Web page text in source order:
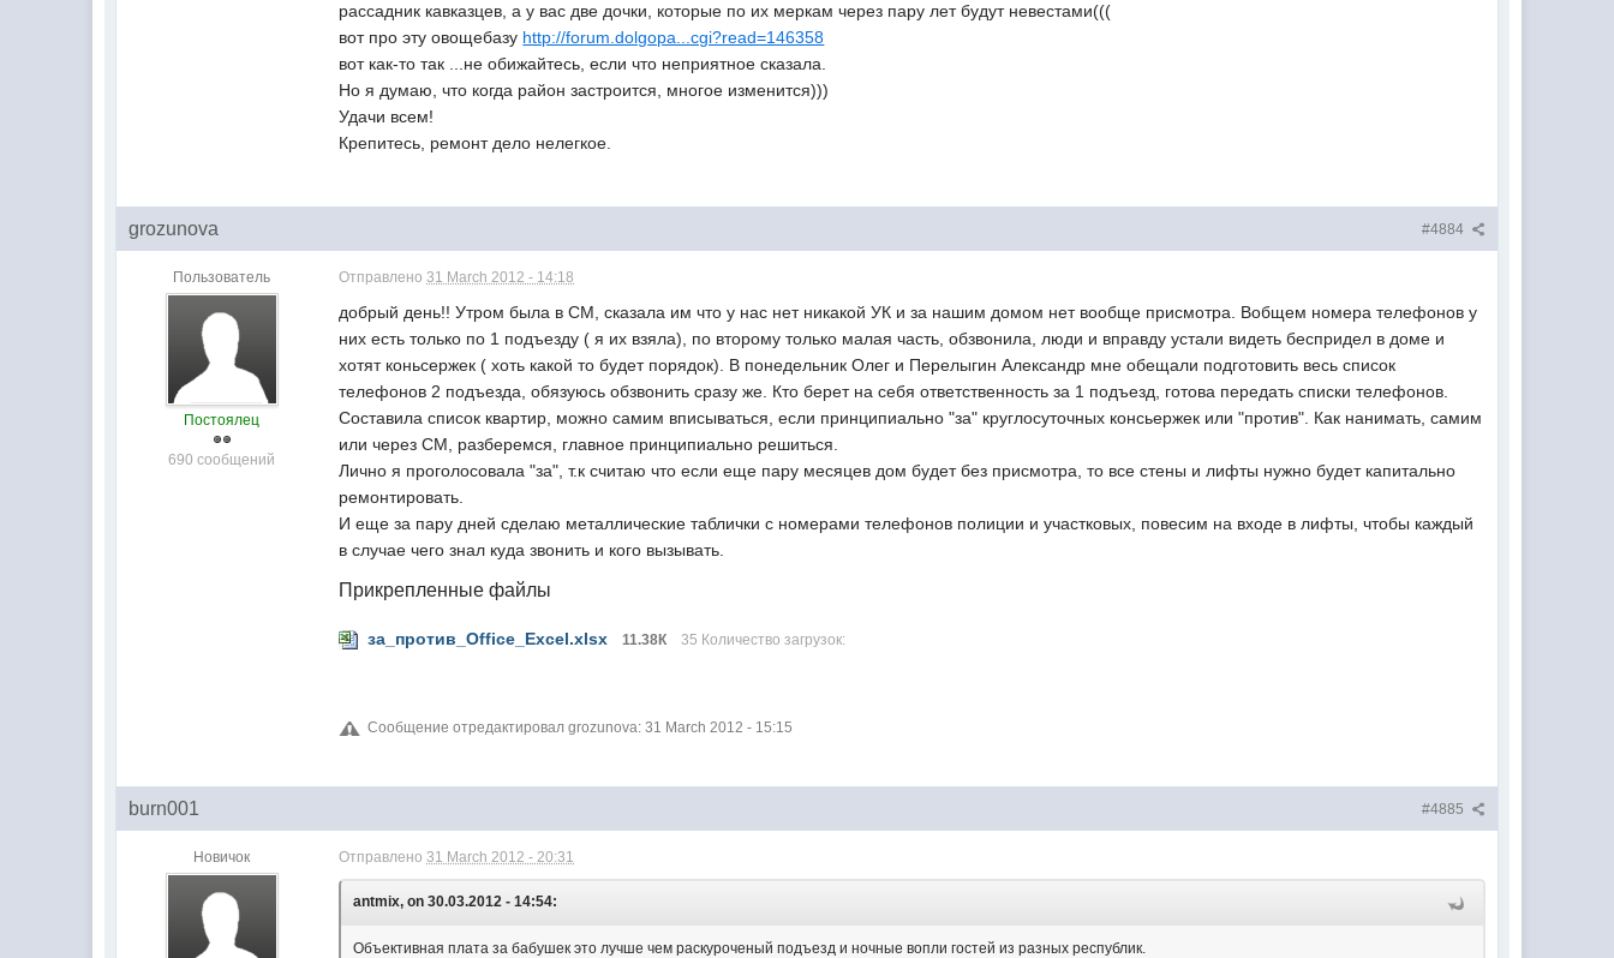
рассадник кавказцев, а у вас две дочки, которые по их меркам через пару лет будут невестами(((
вот про эту овощебазу http://forum.dolgopa...cgi?read=146358
вот как-то так ...не обижайтесь, если что неприятное сказала.
Но я думаю, что когда район застроится, многое изменится)))
Удачи всем!
Крепитесь, ремонт дело нелегкое.
#4884
grozunova
Пользователь
Постоялец
690 сообщений
Отправлено31 March 2012 - 14:18
добрый день!! Утром была в СМ, сказала им что у нас нет никакой УК и за нашим домом нет вообще присмотра. Вобщем номера телефонов у
них есть только по 1 подъезду ( я их взяла), по второму только малая часть, обзвонила, люди и вправду устали видеть беспридел в доме и
хотят коньсержек ( хоть какой то будет порядок). В понедельник Олег и Перелыгин Александр мне обещали подготовить весь список
телефонов 2 подъезда, обязуюсь обзвонить сразу же. Кто берет на себя ответственность за 1 подъезд, готова передать списки телефонов.
Составила список квартир, можно самим вписываться, если принципиально "за" круглосуточных консьержек или "против". Как нанимать, самим
или через СМ, разберемся, главное принципиально решиться.
Лично я проголосовала "за", т.к считаю что если еще пару месяцев дом будет без присмотра, то все стены и лифты нужно будет капитально
ремонтировать.
И еще за пару дней сделаю металлические таблички с номерами телефонов полиции и участковых, повесим на входе в лифты, чтобы каждый
в случае чего знал куда звонить и кого вызывать.
Прикрепленные файлы
за_против_Office_Excel.xlsx 11.38К 35 Количество загрузок:
Сообщение отредактировал grozunova: 31 March 2012 - 15:15
#4885
burn001
Новичок Отправлено31 March 2012 - 20:31
antmix, on 30.03.2012 - 14:54:
Объективная плата за бабушек это лучше чем раскуроченый подъезд и ночные вопли гостей из разных республик.